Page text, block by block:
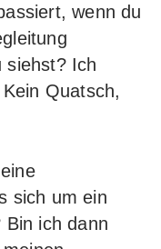
wenn du
siehst? Ich
Quatsch,
sich um ein
Bin ich dann